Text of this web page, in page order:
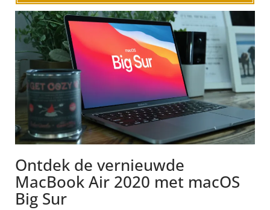
Ontdek de vernieuwde
MacBook Air 2020 met macOS
Big Sur